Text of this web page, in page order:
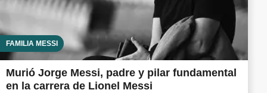
FAMILIA MESSI
Murió Jorge Messi, padre y pilar fundamental
en la carrera de Lionel Messi